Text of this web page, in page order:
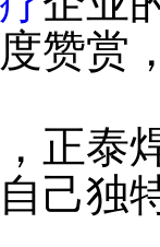
赞赏
正泰
己独